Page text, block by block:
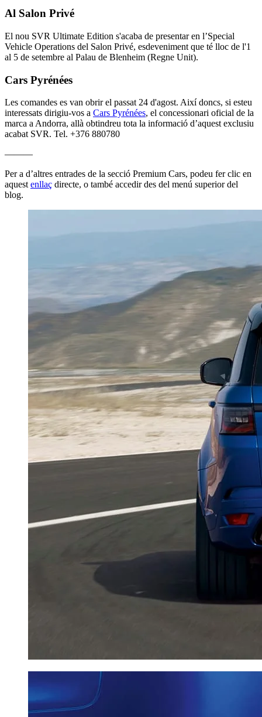
Al Salon Privé
El nou SVR Ultimate Edition s'acaba de presentar en l’Special
Vehicle Operations del Salon Privé, esdeveniment que té lloc de l'1
al 5 de setembre al Palau de Blenheim (Regne Unit).
Cars Pyrénées
Les comandes es van obrir el passat 24 d'agost. Així doncs, si esteu
interessats dirigiu-vos a Cars Pyrénées, el concessionari oficial de la
marca a Andorra, allà obtindreu tota la informació d’aquest exclusiu
acabat SVR. Tel. +376 880780
———
Per a d’altres entrades de la secció Premium Cars, podeu fer clic en
aquest enllaç directe, o també accedir des del menú superior del
blog.